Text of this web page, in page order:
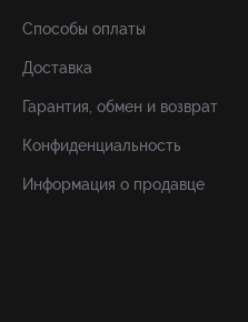
Способы оплаты
Доставка
Гарантия, обмен и возврат
Конфиденциальность
Информация о продавце